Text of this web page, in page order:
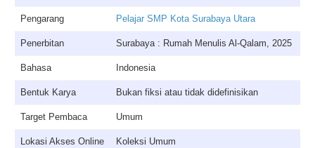
Pengarang Pelajar SMP Kota Surabaya Utara
Penerbitan Surabaya : Rumah Menulis Al-Qalam, 2025
Bahasa Indonesia
Bentuk Karya Bukan fiksi atau tidak didefinisikan
Target Pembaca Umum
Lokasi Akses Online Koleksi Umum